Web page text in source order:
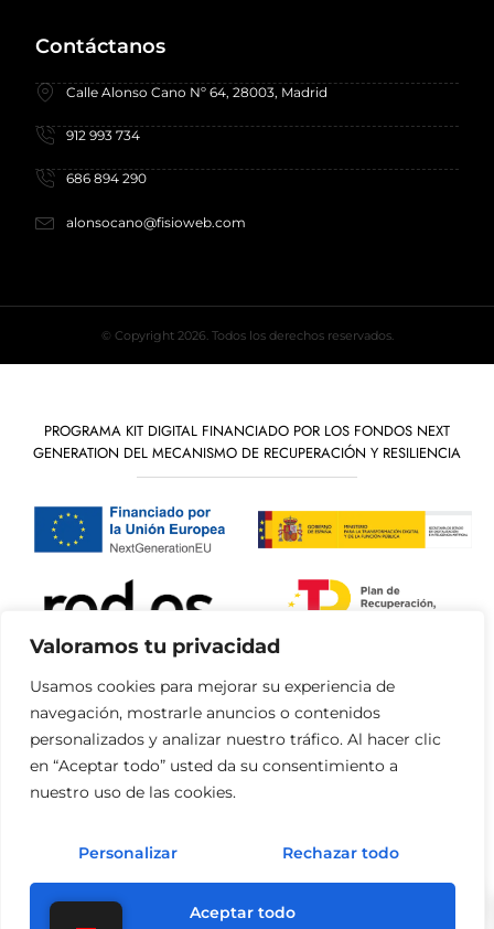
Valoramos tu privacidad
Usamos cookies para mejorar su experiencia de
navegación, mostrarle anuncios o contenidos
personalizados y analizar nuestro tráfico. Al hacer clic
en “Aceptar todo” usted da su consentimiento a
nuestro uso de las cookies.
Personalizar Rechazar todo
Aceptar todo
Contáctanos
Calle Alonso Cano Nº 64, 28003, Madrid
912 993 734
686 894 290
alonsocano@fisioweb.com
© Copyright 2026. Todos los derechos reservados.
PROGRAMA KIT DIGITAL FINANCIADO POR LOS FONDOS NEXT
GENERATION DEL MECANISMO DE RECUPERACIÓN Y RESILIENCIA
«financiado por la Unión Europea – NextGenerationEU»
«Financiado por la Unión Europea – NextGenerationEU. Sin embargo, los
o autores y no reflejan necesariamente los de la Unión Europea o la
ser consideradas responsables de las mismas»
0